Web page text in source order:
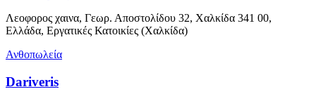
Λεοφορος χαινα, Γεωρ. Αποστολίδου 32, Χαλκίδα 341 00,
Ελλάδα, Εργατικές Κατοικίες (Χαλκίδα)
Ανθοπωλεία
Dariveris